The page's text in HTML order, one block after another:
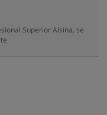
Superior Alsina, se